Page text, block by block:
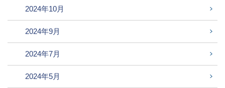
2024年10月
2024年9月
2024年7月
2024年5月